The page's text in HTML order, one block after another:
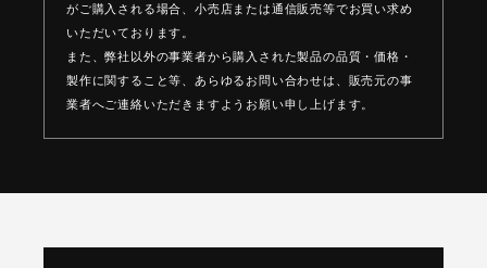
がご購入される場合、小売店または通信販売等でお買い求め
いただいております。
また、弊社以外の事業者から購入された製品の品質・価格・
製作に関すること等、 あらゆるお問い合わせは、販売元の事
業者へご連絡いただきますようお願い申し上げます。